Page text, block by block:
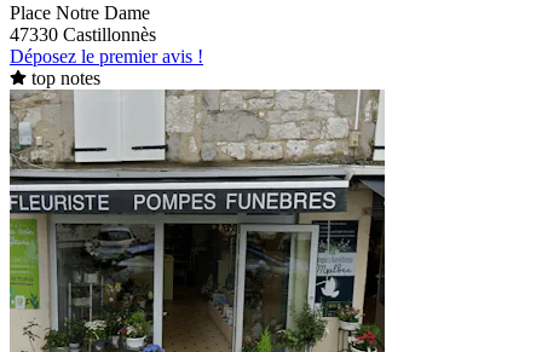
Place Notre Dame
47330 Castillonnès
Déposez le premier avis !
top notes